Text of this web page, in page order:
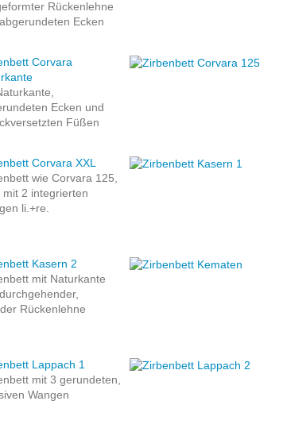
Rückenlehne
Ecken
Corvara
Ecken und
Füßen
Corvara XXL
wie Corvara 125,
mit 2 integrierten
li.+re.
Kasern 2
mit Naturkante
Rückenlehne
Lappach 1
mit 3 gerundeten,
Wangen